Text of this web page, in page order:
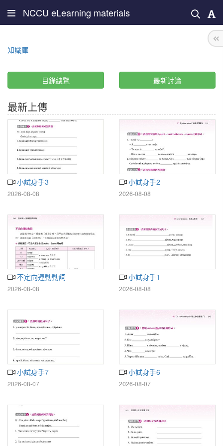
NCCU eLearning materials
知識庫
目錄總覽 最新討論
最新上傳
小試身手3
2026-08-08
小試身手2
2026-08-08
不定向運動動詞
2026-08-08
小試身手1
2026-08-08
小試身手7
2026-08-07
小試身手6
2026-08-07